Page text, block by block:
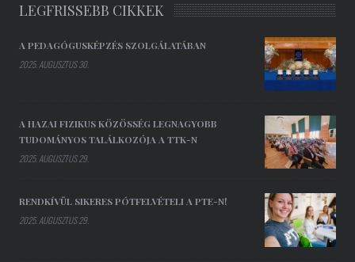
LEGFRISSEBB CIKKEK
A PEDAGÓGUSKÉPZÉS SZOLGÁLATÁBAN
2025. AUGUSZTUS 30.
A HAZAI FIZIKUS KÖZÖSSÉG LEGNAGYOBB
TUDOMÁNYOS TALÁLKOZÓJA A TTK-N
2025. AUGUSZTUS 29.
RENDKÍVÜL SIKERES PÓTFELVÉTELI A PTE-N!
2025. AUGUSZTUS 29.